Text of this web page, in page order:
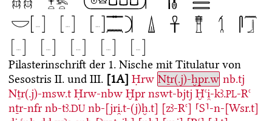
Pilasterinschrift der 1. Nische mit Titulatur von
Sesostris II. und III. 1A Ḥrw Nṯr(.j)-ḫpr.w nb.tj
Nṯr(.j)-msw.t Ḥrw-nbw Ḫpr nswt-bjtj Ḫꜥi̯-kꜣ.PL-Rꜥ
nṯr-nfr nb-tꜣ.DU nb-[jri̯.t-(j)ḫ.t] [zꜣ-Rꜥ] ⸢S⸣-n-[Wsr.t]